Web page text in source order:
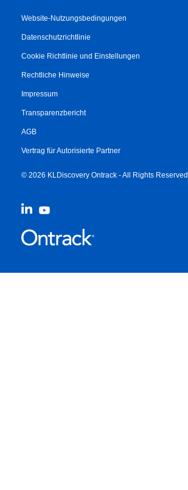
Website-Nutzungsbedingungen
Datenschutzrichtlinie
Cookie Richtlinie und Einstellungen
Rechtliche Hinweise
Impressum
Transparenzbericht
AGB
Vertrag für Autorisierte Partner
© 2026 KLDiscovery Ontrack - All Rights Reserved.